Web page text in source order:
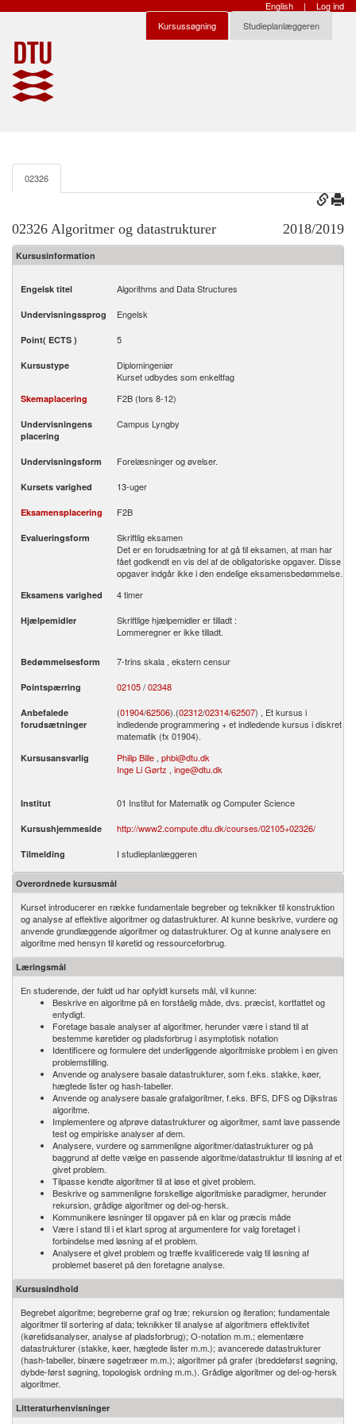
English |
Log ind
Kursussøgning
Studieplanlæggeren
02326
02326 Algoritmer og datastrukturer 2018/2019
Kursusinformation
Engelsk titel Algorithms and Data Structures
Undervisningssprog Engelsk
Point( ECTS ) 5
Kursustype
Diplomingeniør
Kurset udbydes som enkeltfag
Skemaplacering F2B (tors 8-12)
Undervisningens
placering
Campus Lyngby
Undervisningsform Forelæsninger og øvelser.
Kursets varighed 13-uger
Eksamensplacering F2B
Evalueringsform
Skriftlig eksamen
Det er en forudsætning for at gå til eksamen, at man har
fået godkendt en vis del af de obligatoriske opgaver. Disse
opgaver indgår ikke i den endelige eksamensbedømmelse.
Eksamens varighed 4 timer
Hjælpemidler
Skriftlige hjælpemidler er tilladt :
Lommeregner er ikke tilladt.
Bedømmelsesform 7-trins skala , ekstern censur
Pointspærring 02105/02348
Anbefalede
forudsætninger
(01904/62506).­(02312/02314/62507) , Et kursus i
indledende programmering + et indledende kursus i diskret
matematik (fx 01904).
Kursusansvarlig Philip Bille , phbi@dtu.dk
Inge Li Gørtz , inge@dtu.dk
Institut 01 Institut for Matematik og Computer Science
Kursushjemmeside http://www2.compute.dtu.dk/courses/02105+02326/
Tilmelding I studieplanlæggeren
Overordnede kursusmål
Kurset introducerer en række fundamentale begreber og teknikker til konstruktion
og analyse af effektive algoritmer og datastrukturer. At kunne beskrive, vurdere og
anvende grundlæggende algoritmer og datastrukturer. Og at kunne analysere en
algoritme med hensyn til køretid og ressourceforbrug.
Læringsmål
En studerende, der fuldt ud har opfyldt kursets mål, vil kunne:
Beskrive en algoritme på en forståelig måde, dvs. præcist, kortfattet og
entydigt.
Foretage basale analyser af algoritmer, herunder være i stand til at
bestemme køretider og pladsforbrug i asymptotisk notation
Identificere og formulere det underliggende algoritmiske problem i en given
problemstilling.
Anvende og analysere basale datastrukturer, som f.eks. stakke, køer,
hægtede lister og hash-tabeller.
Anvende og analysere basale grafalgoritmer, f.eks. BFS, DFS og Dijkstras
algoritme.
Implementere og afprøve datastrukturer og algoritmer, samt lave passende
test og empiriske analyser af dem.
Analysere, vurdere og sammenligne algoritmer/​datastrukturer og på
baggrund af dette vælge en passende algoritme/datastruktur til løsning af et
givet problem.
Tilpasse kendte algoritmer til at løse et givet problem.
Beskrive og sammenligne forskellige algoritmiske paradigmer, herunder
rekursion, grådige algoritmer og del-og-hersk.
Kommunikere løsninger til opgaver på en klar og præcis måde
Være i stand til i et klart sprog at argumentere for valg foretaget i
forbindelse med løsning af et problem.
Analysere et givet problem og træffe kvalificerede valg til løsning af
problemet baseret på den foretagne analyse.
Kursusindhold
Begrebet algoritme; begreberne graf og træ; rekursion og iteration; fundamentale
algoritmer til sortering af data; teknikker til analyse af algoritmers effektivitet
(køretidsanalyser, analyse af pladsforbrug); O-notation m.m.; elementære
datastrukturer (stakke, køer, hægtede lister m.m.); avancerede datastrukturer
(hash-tabeller, binære søgetræer m.m.); algoritmer på grafer (breddeførst søgning,
dybde-først søgning, topologisk ordning m.m.). Grådige algoritmer og del-og-hersk
algoritmer.
Litteraturhenvisninger